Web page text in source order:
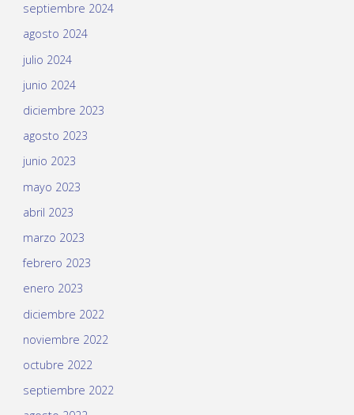
septiembre 2024
agosto 2024
julio 2024
junio 2024
diciembre 2023
agosto 2023
junio 2023
mayo 2023
abril 2023
marzo 2023
febrero 2023
enero 2023
diciembre 2022
noviembre 2022
octubre 2022
septiembre 2022